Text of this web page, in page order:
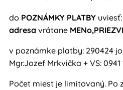
do POZNÁMKY PLATBY uviesť:
adresa vrátane
v poznámke platby: 290424
Mgr.Jozef Mrkvička + VS: 0941
Počet miest je limitovaný. Po